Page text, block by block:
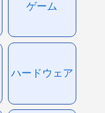
ゲーム
ハードウェア